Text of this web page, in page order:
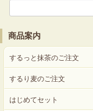
商品案内
するっと抹茶のご注文
するり麦のご注文
はじめてセット